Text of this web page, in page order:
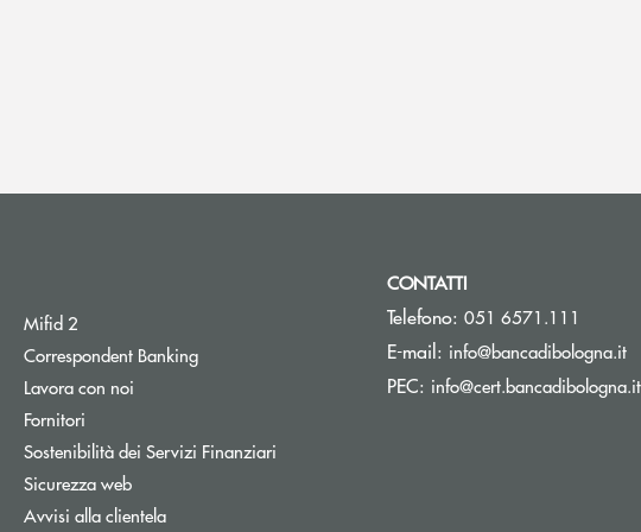
Mifid 2
Correspondent Banking
Lavora con noi
Fornitori
Sostenibilità dei Servizi Finanziari
Sicurezza web
Avvisi alla clientela
CONTATTI
Telefono: 051 6571.111
E-mail: info@bancadibologna.it
PEC: info@cert.bancadibologna.it